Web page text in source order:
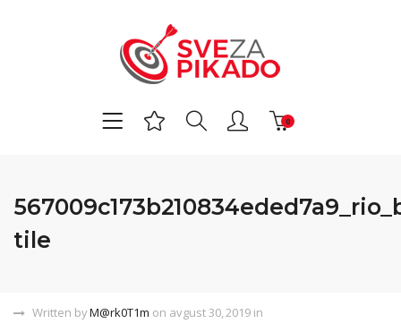
0
tile
Written byM@rk0T1m on avgust 30, 2019 in